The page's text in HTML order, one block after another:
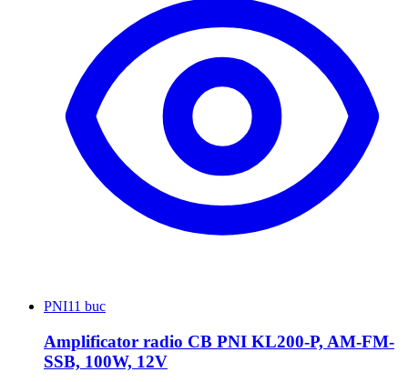
PNI11 buc
Amplificator radio CB PNI KL200-P, AM-FM-
SSB, 100W, 12V